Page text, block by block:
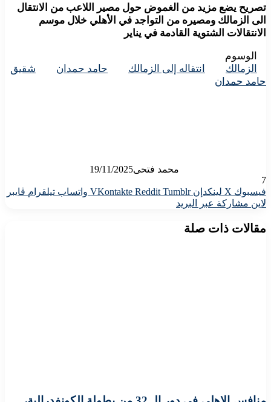
تصريح يضع مزيد من الغموض حول مصير اللاعب من الانتقال
الى الزمالك ومصيره من التواجد في الأهلي خلال موسم
الانتقالات الشتوية القادمة في يناير
الوسوم
الزمالك
انتقاله إلى الزمالك حامد حمدان
شقيق
حامد حمدان
محمد فتحى19/11/2025
7
فيسبوك X لينكدإن واتساب تيلقرام ڤايبر
لاين مشاركة عبر البريد
مقالات ذات صلة